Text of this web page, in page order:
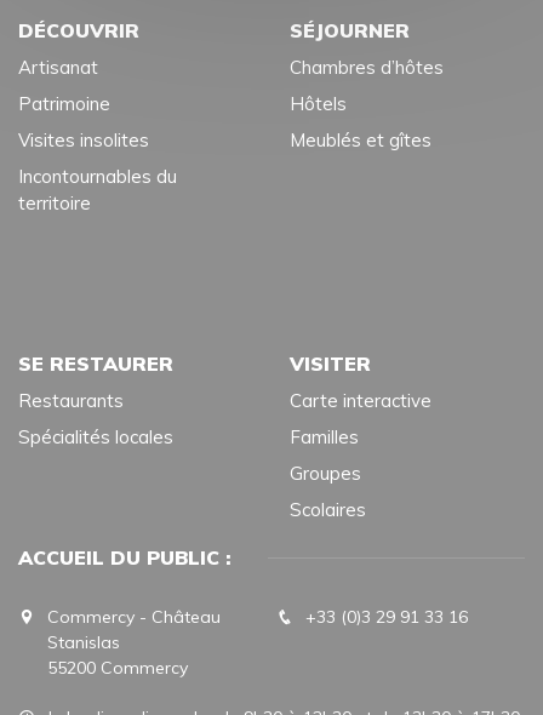
DÉCOUVRIR
Artisanat
Patrimoine
Visites insolites
Incontournables du
territoire
SÉJOURNER
Chambres d’hôtes
Hôtels
Meublés et gîtes
SE RESTAURER
Restaurants
Spécialités locales
VISITER
Carte interactive
Familles
Groupes
Scolaires
ACCUEIL DU PUBLIC :
Commercy - Château
Stanislas
55200 Commercy
+33 (0)3 29 91 33 16